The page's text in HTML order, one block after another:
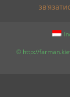
© http://